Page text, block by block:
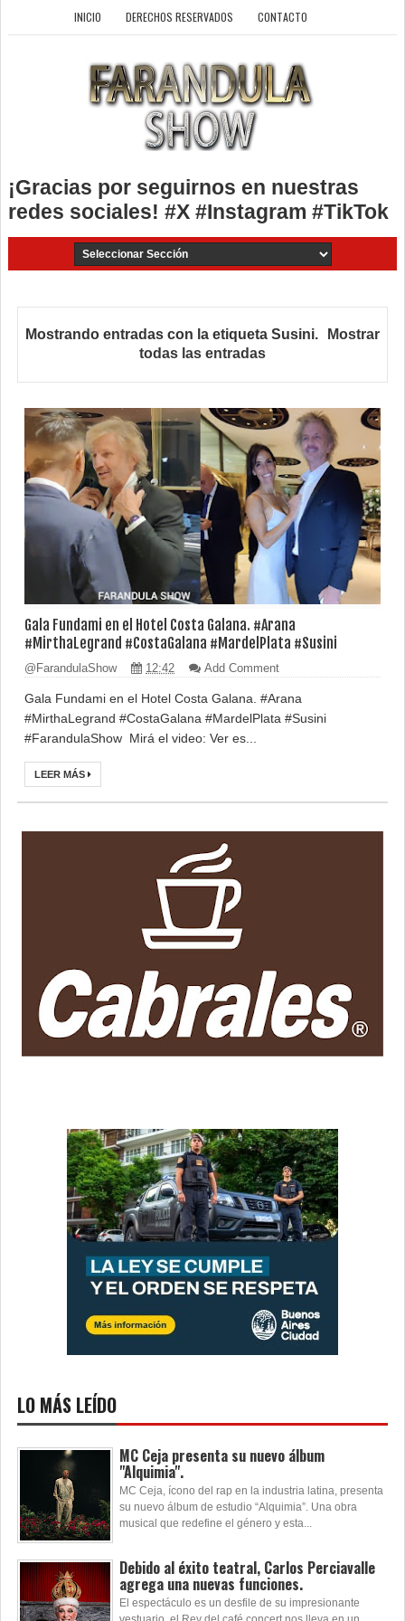
INICIO DERECHOS RESERVADOS CONTACTO
¡Gracias por seguirnos en nuestras
redes sociales! #X #Instagram #TikTok
Mostrando entradas con la etiqueta Susini.
Mostrar
todas las entradas
Gala Fundami en el Hotel Costa Galana. #Arana
#MirthaLegrand #CostaGalana #MardelPlata #Susini
@FarandulaShow 12:42 Add Comment
Gala Fundami en el Hotel Costa Galana. #Arana
#MirthaLegrand #CostaGalana #MardelPlata #Susini
#FarandulaShow Mirá el video: Ver es...
LEER MÁS
LO MÁS LEÍDO
MC Ceja presenta su nuevo álbum
"Alquimia".
MC Ceja, ícono del rap en la industria latina, presenta
su nuevo álbum de estudio “Alquimia”. Una obra
musical que redefine el género y esta...
Debido al éxito teatral, Carlos Perciavalle
agrega una nuevas funciones.
El espectáculo es un desfile de su impresionante